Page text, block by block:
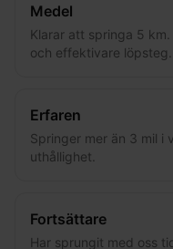
Medel
Klarar att springa 5
och effektivare löpsteg.
Erfaren
Springer mer än 3 mil i
uthållighet.
Fortsättare
Har sprungit med oss